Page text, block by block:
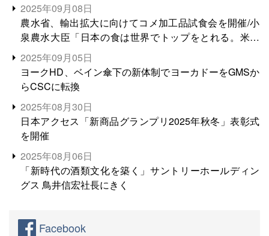
2025年09月08日
農水省、輸出拡大に向けてコメ加工品試食会を開催/小
泉農水大臣「日本の食は世界でトップをとれる。米増
産に向けて、米輸出需要の拡大を」
2025年09月05日
ヨークHD、ベイン傘下の新体制でヨーカドーをGMSか
らCSCに転換
2025年08月30日
日本アクセス「新商品グランプリ2025年秋冬」表彰式
を開催
2025年08月06日
「新時代の酒類文化を築く」サントリーホールディン
グス 鳥井信宏社長にきく
Facebook